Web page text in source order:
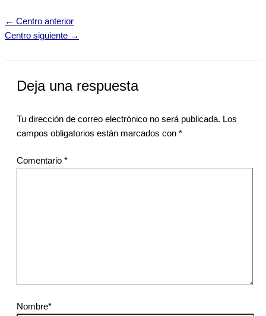
← Centro anterior
Centro siguiente →
Deja una respuesta
Tu dirección de correo electrónico no será publicada. Los
campos obligatorios están marcados con *
Comentario *
Nombre*